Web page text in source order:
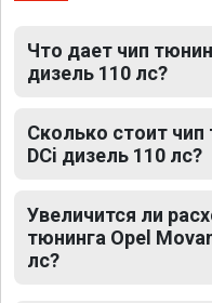
Что дает чип
дизель 110 лс?
Сколько стоит чип
DCi дизель 110 лс?
Увеличится ли
тюнинга Opel
лс?